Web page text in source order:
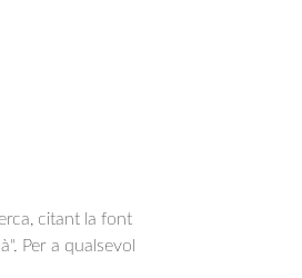
citant la font
Per a qualsevol